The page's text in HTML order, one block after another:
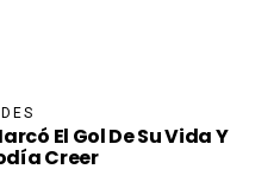
El Gol De Su Vida Y
Creer